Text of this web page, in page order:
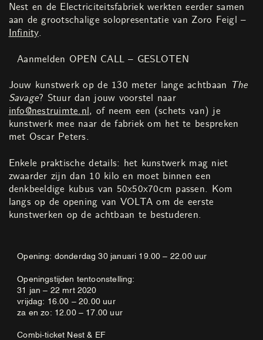
Nest en de Electriciteitsfabriek werkten eerder samen
aan de grootschalige solopresentatie van Zoro Feigl –
Infinity.
Aanmelden OPEN CALL – GESLOTEN
Jouw kunstwerk op de 130 meter lange achtbaan The
Savage? Stuur dan jouw voorstel naar
info@nestruimte.nl, of neem een (schets van) je
kunstwerk mee naar de fabriek om het te bespreken
met Oscar Peters.
Enkele praktische details: het kunstwerk mag niet
zwaarder zijn dan 10 kilo en moet binnen een
denkbeeldige kubus van 50x50x70cm passen. Kom
langs op de opening van VOLTA om de eerste
kunstwerken op de achtbaan te bestuderen.
Opening: donderdag 30 januari 19.00 – 22.00 uur
Openingstijden tentoonstelling:
31 jan – 22 mrt 2020
vrijdag: 16.00 – 20.00 uur
za en zo: 12.00 – 17.00 uur
Combi-ticket Nest & EF